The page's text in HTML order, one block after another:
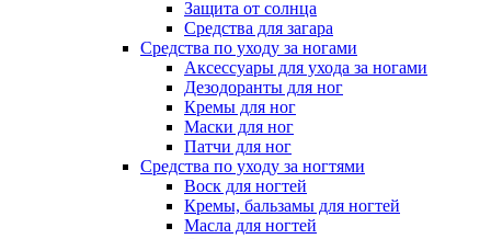
Защита от солнца
Средства для загара
Средства по уходу за ногами
Аксессуары для ухода за ногами
Дезодоранты для ног
Кремы для ног
Маски для ног
Патчи для ног
Средства по уходу за ногтями
Воск для ногтей
Кремы, бальзамы для ногтей
Масла для ногтей